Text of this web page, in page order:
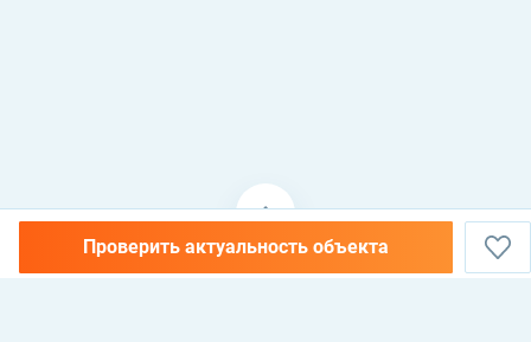
Проверить актуальность объекта